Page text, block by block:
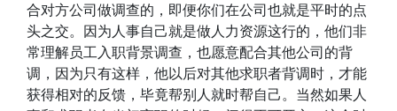
合对方公司做调查的，即便你们在公司也就是平时的点
头之交。因为人事自己就是做人力资源这行的，他们非
常理解员工入职背景调查，也愿意配合其他公司的背
调，因为只有这样，他以后对其他求职者背调时，才能
获得相对的反馈，毕竟帮别人就时帮自己。当然如果人